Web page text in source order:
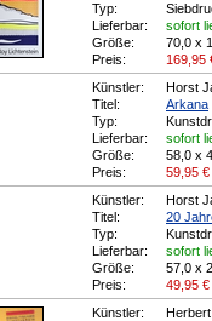
Typ:
Lieferbar:
sofort
Größe:
70,0 x
Preis:
169,95
Künstler:
Horst
Titel:
Arkana
Typ:
Lieferbar:
sofort
Größe:
58,0 x
Preis:
59,95 €
Künstler:
Horst
Titel:
20
Typ:
Lieferbar:
sofort
Größe:
57,0 x
Preis:
49,95 €
Künstler: